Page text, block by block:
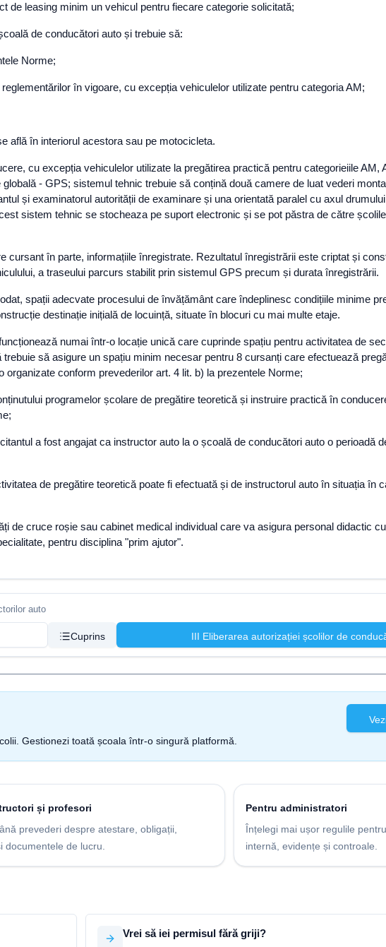
de leasing minim un vehicul pentru fiecare categorie solicitată;
de conducători auto și trebuie să:
Norme;
în vigoare, cu excepția vehiculelor utilizate pentru categoria AM;
află în interiorul acestora sau pe motocicleta.
cu excepția vehiculelor utilizate la pregătirea practică pentru categorieiile AM,
- GPS; sistemul tehnic trebuie să conțină două camere de luat vederi
și examinatorul autorității de examinare și una orientată paralel cu axul
sistem tehnic se stocheaza pe suport electronic și se pot păstra de către
în parte, informațiile înregistrate. Rezultatul înregistrării este criptat și
a traseului parcurs stabilit prin sistemul GPS precum și durata înregistrării.
spații adecvate procesului de învățământ care îndeplinesc condițiile minime
destinație inițială de locuință, situate în blocuri cu mai multe etaje.
numai într-o locație unică care cuprinde spațiu pentru activitatea de
să asigure un spațiu minim necesar pentru 8 cursanți care efectuează
conform prevederilor art. 4 lit. b) la prezentele Norme;
programelor școlare de pregătire teoretică și instruire practică în
a fost angajat ca instructor auto la o școală de conducători auto o perioadă
de pregătire teoretică poate fi efectuată și de instructorul auto în situația în
de cruce roșie sau cabinet medical individual care va asigura personal didactic
pentru disciplina "prim ajutor".
auto
Cuprins III Eliberarea autorizației școlilor de
Gestionezi toată școala într-o singură platformă.
și profesori
prevederi despre atestare, obligații,
documentele de lucru.
Pentru administratori
Înțelegi mai ușor regulile
internă, evidențe și controale.
Vrei să iei permisul fără griji?